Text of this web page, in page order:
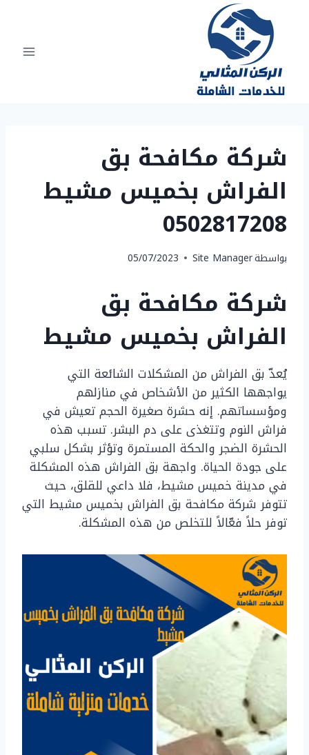
المحتوى
شركة مكافحة بق
الفراش بخميس مشيط
0502817208
بواسطةSite Manager
05/07/2023
شركة مكافحة بق
الفراش بخميس مشيط
يُعدّ بق الفراش من المشكلات الشائعة التي
يواجهها الكثير من الأشخاص في منازلهم
ومؤسساتهم. إنه حشرة صغيرة الحجم تعيش في
فراش النوم وتتغذى على دم البشر. تسبب هذه
الحشرة الضجر والحكة المستمرة وتؤثر بشكل سلبي
على جودة الحياة. واجهة بق الفراش هذه المشكلة
في مدينة خميس مشيط، فلا داعي للقلق، حيث
تتوفر شركة مكافحة بق الفراش بخميس مشيط التي
توفر حلاً فعّالاً للتخلص من هذه المشكلة.